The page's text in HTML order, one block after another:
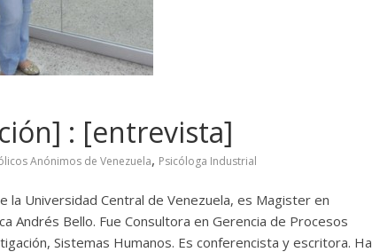
: [entrevista]
Anónimos de Venezuela, Psicóloga Industrial
la Universidad Central de Venezuela, es Magister en
Andrés Bello. Fue Consultora en Gerencia de Procesos
Sistemas Humanos. Es conferencista y escritora. Ha